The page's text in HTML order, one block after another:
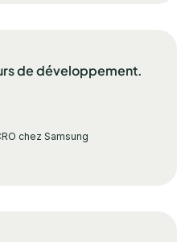
de développement.
chez Samsung